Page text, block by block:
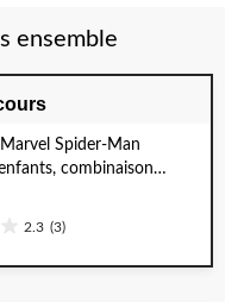
ensemble
Spider-Man
combinaison
rouge/noir avec
gants, choix de tailles
2.3 (3)